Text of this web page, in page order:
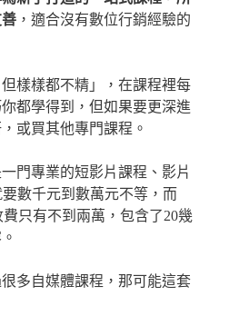
，適合沒有數位行銷經驗的
樣樣都不精」，在課程裡每
都學得到，但如果要更深進
或買其他專門課程。
門專業的短影片課程、影片
數千元到數萬元不等，而
費只有不到兩萬，包含了20幾
多自媒體課程，那可能這套